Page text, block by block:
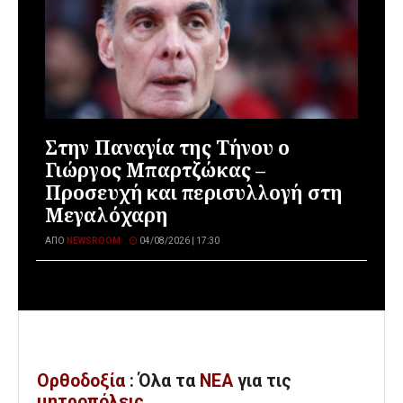
Στην Παναγία της Τήνου ο
Γιώργος Μπαρτζώκας –
Προσευχή και περισυλλογή στη
Μεγαλόχαρη
ΑΠΌ NEWSROOM 04/08/2026 | 17:30
Ορθοδοξία : Όλα τα ΝΕΑ για τις